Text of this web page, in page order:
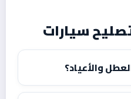
سيارات
والأعياد؟